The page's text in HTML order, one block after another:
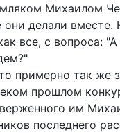
Михаилом
они делали вместе.
все, с вопроса:
примерно так же
прошлом
им
последнего